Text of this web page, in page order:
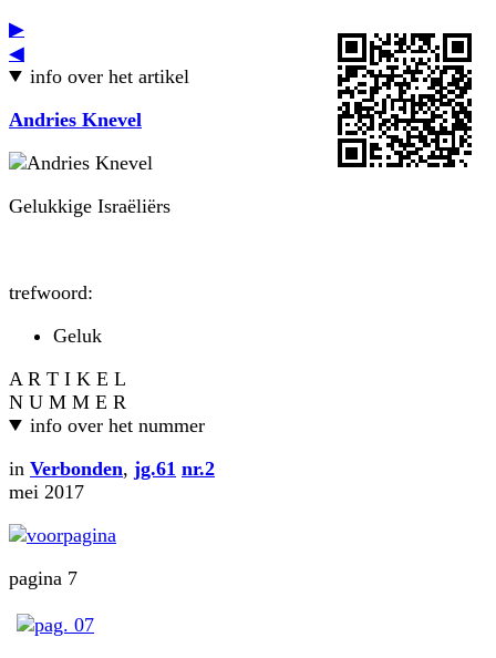
▶
◀
info over het artikel
Andries Knevel
Gelukkige Israëliërs
trefwoord:
Geluk
A R T I K E L
N U M M E R
info over het nummer
in Verbonden, jg.61 nr.2
mei 2017
pagina 7